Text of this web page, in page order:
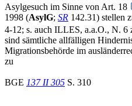
Asylgesuch im Sinne von Art. 18
1998 (AsylG; SR 142.31) stellen
4-12; s. auch ILLES, a.a.O., N. 6
sind sämtliche allfälligen
Migrationsbehörde im
zu
BGE 137 II 305 S. 310